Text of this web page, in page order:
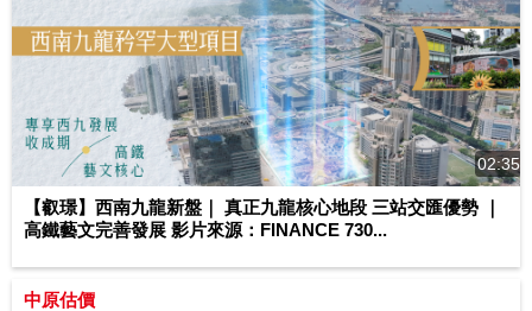
02:35
【叡璟】西南九龍新盤｜ 真正九龍核心地段 三站交匯優勢 ｜
高鐵藝文完善發展 影片來源：FINANCE 730...
中原估價